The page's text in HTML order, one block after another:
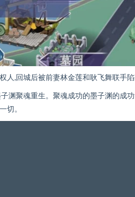
人,回城后被前妻林金莲和耿飞舞联手陷
渊聚魂重生。聚魂成功的墨子渊的成
切。